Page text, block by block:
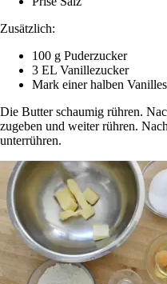
Zusätzlich:
100 g Puderzucker
3 EL Vanillezucker
Mark einer halben
Die Butter schaumig rühren.
zugeben und weiter rühren.
unterrühren.